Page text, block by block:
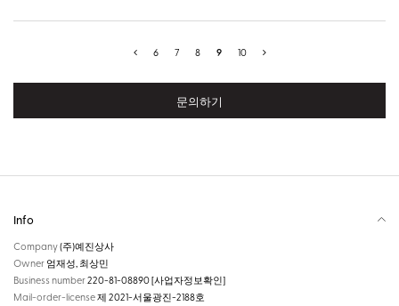
6 7 8 9 10
문의하기
Info
Company(주)예진상사
Owner 엄재성, 최상민
Business number220-81-08890[사업자정보확인]
Mail-order-license제 2021-서울광진-2188호